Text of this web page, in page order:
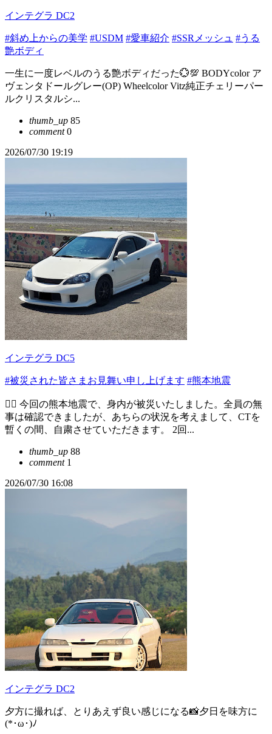
インテグラ DC2
#斜め上からの美学 #USDM #愛車紹介 #SSRメッシュ #うる
艶ボディ
一生に一度レベルのうる艶ボディだった💮💯 BODYcolor ア
ヴェンタドールグレー(OP) Wheelcolor Vitz純正チェリーパー
ルクリスタルシ...
thumb_up 85
comment0
2026/07/30 19:19
インテグラ DC5
#被災された皆さまお見舞い申し上げます #熊本地震
🙇‍♀️ 今回の熊本地震で、身内が被災いたしました。全員の無
事は確認できましたが、あちらの状況を考えまして、CTを
暫くの間、自粛させていただきます。 2回...
thumb_up 88
comment1
2026/07/30 16:08
インテグラ DC2
夕方に撮れば、とりあえず良い感じになる📸夕日を味方に
(*･ω･)ﾉ